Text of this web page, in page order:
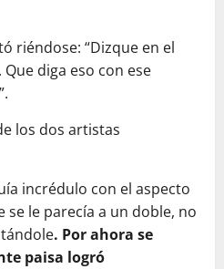
riéndose: “Dizque en el
diga eso con ese
los dos artistas
incrédulo con el aspecto
se le parecía a un doble, no
. Por ahora se
paisa logró